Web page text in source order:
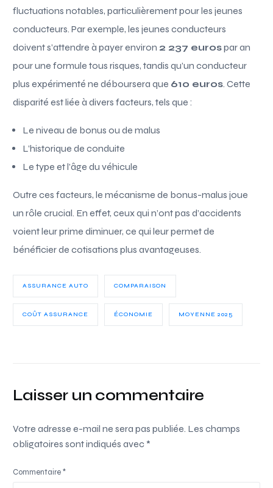
fluctuations notables, particulièrement pour les jeunes
conducteurs. Par exemple, les jeunes conducteurs
doivent s’attendre à payer environ 2 237 eurospar an
pour une formule tous risques, tandis qu’un conducteur
plus expérimenté ne déboursera que 610 euros. Cette
disparité est liée à divers facteurs, tels que :
Le niveau de bonus ou de malus
L’historique de conduite
Le type et l’âge du véhicule
Outre ces facteurs, le mécanisme de bonus-malus joue
un rôle crucial. En effet, ceux qui n’ont pas d’accidents
voient leur prime diminuer, ce qui leur permet de
bénéficier de cotisations plus avantageuses.
ASSURANCE AUTO COMPARAISON
COÛT ASSURANCE ÉCONOMIE MOYENNE 2025
Laisser un commentaire
Votre adresse e-mail ne sera pas publiée. Les champs
obligatoires sont indiqués avec *
Commentaire*